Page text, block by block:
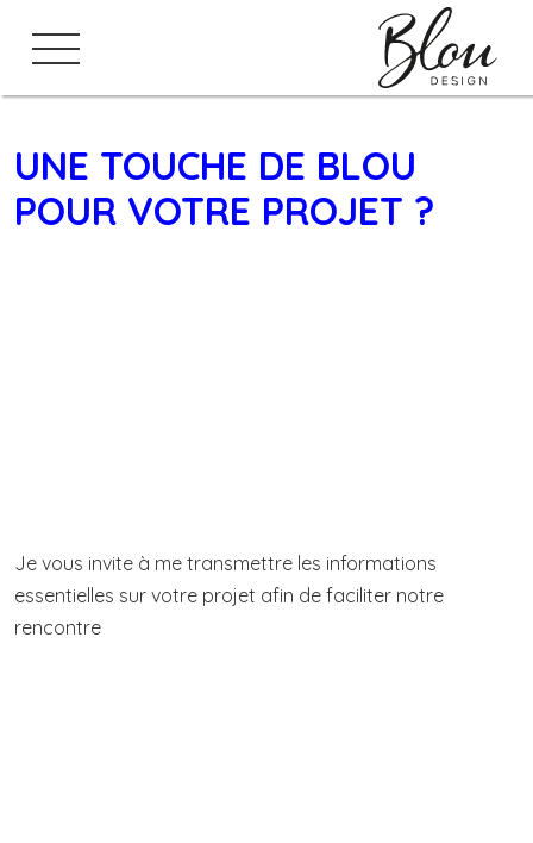
content
UNE TOUCHE DE BLOU
POUR VOTRE PROJET ?
Je vous invite à me transmettre les informations
essentielles sur votre projet afin de faciliter notre
rencontre